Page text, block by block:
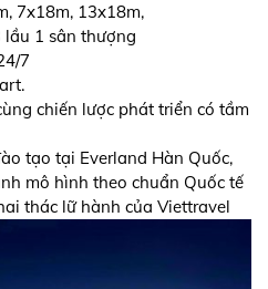
7x18m, 13x18m,
lầu 1 sân thượng
7
chiến lược phát triển có tầm
tạo tại Everland Hàn Quốc,
mô hình theo chuẩn Quốc tế
thác lữ hành của Viettravel